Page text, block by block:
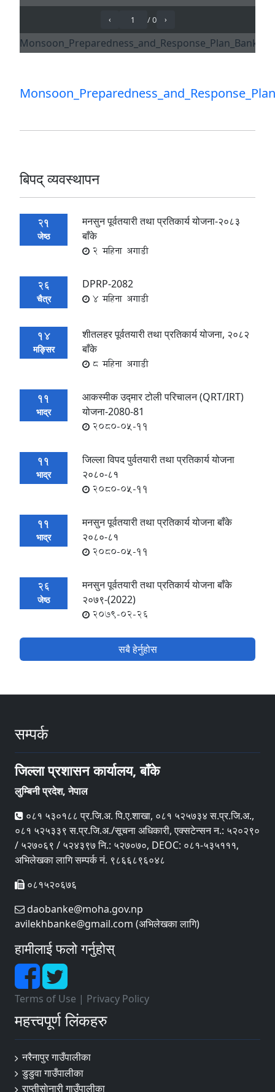
बिपद् व्यवस्थापन
21
जेष्ठ
मनसुन पूर्वतयारी तथा प्रतिकार्य योजना-२०८३
बाँके
2 महिना अगाडी
26
चैत्र
DPRP-2082
4 महिना अगाडी
14
मङ्सिर
शीतलहर पूर्वतयारी तथा प्रतिकार्य योजना, २०८२
बाँके
8 महिना अगाडी
11
भाद्र
आकस्मीक उद्मार टोली परिचालन (QRT/IRT)
योजना-2080-81
2080-05-11
11
भाद्र
जिल्ला विपद पुर्वतयारी तथा प्रतिकार्य योजना
२०८०-८१
2080-05-11
11
भाद्र
मनसुन पूर्वतयारी तथा प्रतिकार्य योजना बाँके
२०८०-८१
2080-05-11
26
जेष्ठ
मनसुन पूर्वतयारी तथा प्रतिकार्य योजना बाँके
२०७९-(2022)
2079-02-26
सबै हेर्नुहोस
सम्पर्क
जिल्ला प्रशासन कार्यालय, बाँके
लुम्बिनी प्रदेश, नेपाल
०८१ ५३०१८८ प्र.जि.अ. पि‍.ए.शाखा, ०८१ ५२५७३४ स.प्र.जि.अ.,
०८१ ५२५३३९ स.प्र.जि.अ./सूचना अधिकारी, एक्सटेन्सन न.: ५२०२९०
/ ५२७०६९ / ५२४३९७ नि.: ५२७०७०, DEOC: ०८१-५३५१११,
अभिलेखका लागि सम्पर्क नं. ९८६६८९६०४८
०८१५२०६७६
daobanke@moha.gov.np
avilekhbanke@gmail.com (अभिलेखका लागि)
हामीलाई फलो गर्नुहोस्
Terms of Use | Privacy Policy
महत्त्वपूर्ण लिंकहरु
नरैनापुर गाउँपालीका
डुडुवा गाउँपालीका
राप्तीसाेनारी गाउँपालीका